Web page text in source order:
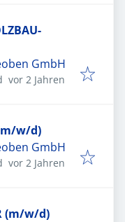
GmbH
Veröffentlicht
vor 2 Jahren
w/d)
GmbH
Veröffentlicht
vor 2 Jahren
(m/w/d)